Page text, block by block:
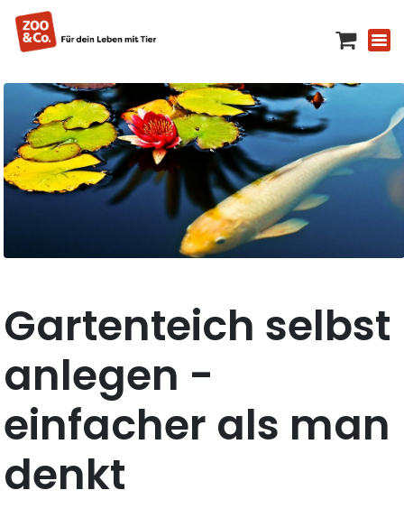
Gartenteich selbst
anlegen -
einfacher als man
denkt